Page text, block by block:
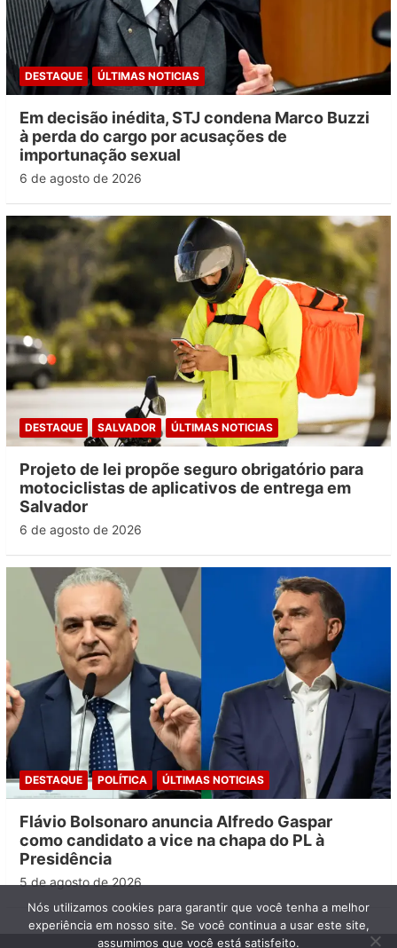
DESTAQUE ÚLTIMAS NOTICIAS
Em decisão inédita, STJ condena Marco Buzzi
à perda do cargo por acusações de
importunação sexual
6 de agosto de 2026
DESTAQUE SALVADOR ÚLTIMAS NOTICIAS
Projeto de lei propõe seguro obrigatório para
motociclistas de aplicativos de entrega em
Salvador
6 de agosto de 2026
DESTAQUE POLÍTICA ÚLTIMAS NOTICIAS
Flávio Bolsonaro anuncia Alfredo Gaspar
como candidato a vice na chapa do PL à
Presidência
5 de agosto de 2026
Nós utilizamos cookies para garantir que você tenha a melhor
experiência em nosso site. Se você continua a usar este site,
assumimos que você está satisfeito.